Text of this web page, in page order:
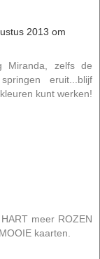
2013 om
Miranda, zelfs de
eruit...blijf
kunt werken!
meer ROZEN
kaarten.